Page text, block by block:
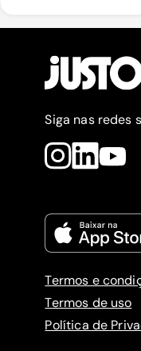
Siga nas redes
Termos e
Termos de uso
Política de